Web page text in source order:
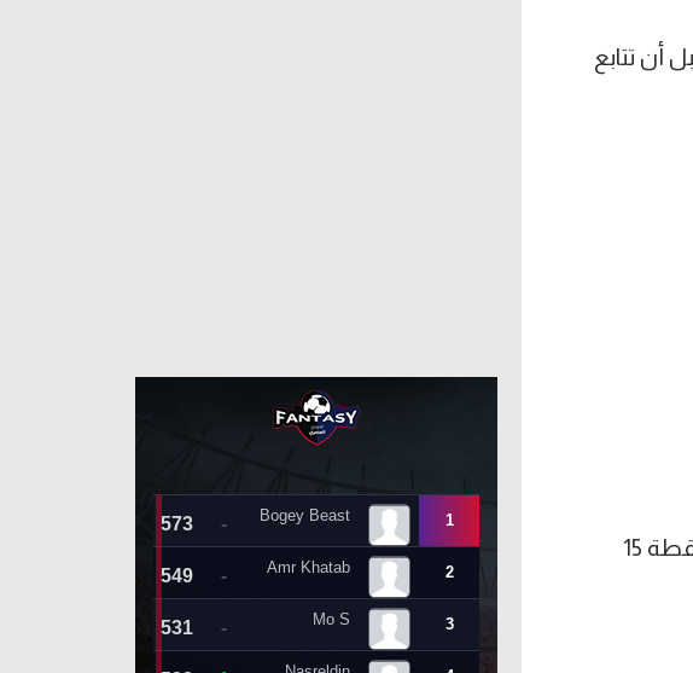
أن تتابع
توتنام رفع رصيده إلى 10 نقاط ليضمن وصافة المجموعة، خلف بايرن الذي وصل للنقطة 15